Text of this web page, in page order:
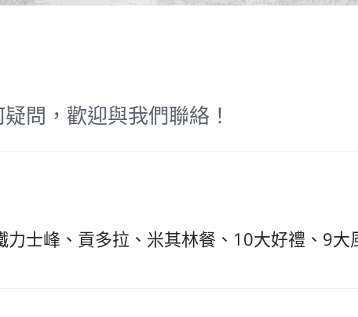
問，歡迎與我們聯絡！
士峰、貢多拉、米其林餐、10大好禮、9大